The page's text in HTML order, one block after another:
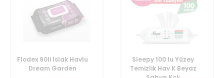
Flodex 90li Islak Havlu
Dream Garden
Sleepy 100 lu Yüzey
Temizlik Hav K Beyaz